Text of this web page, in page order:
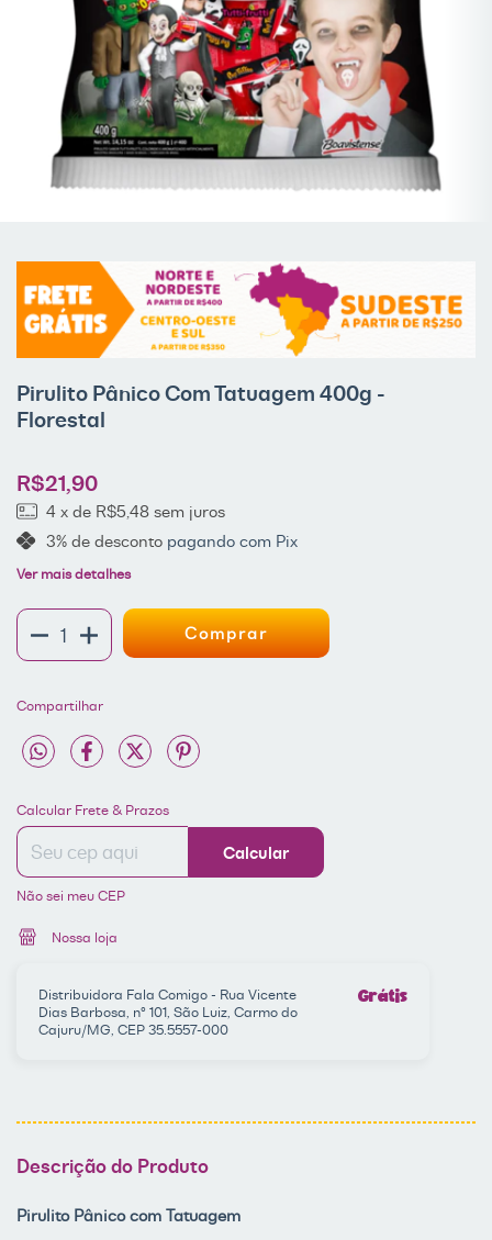
Pirulito Pânico Com Tatuagem 400g -
Florestal
R$21,90
4 x de R$5,48 sem juros
3% de descontopagando com Pix
Ver mais detalhes
Compartilhar
Entregas para o CEP:
Calcular Frete & Prazos
Calcular
Não sei meu CEP
Nossa loja
Distribuidora Fala Comigo - Rua Vicente
Dias Barbosa, nº 101, São Luiz, Carmo do
Cajuru/MG, CEP 35.5557-000
Grátis
Descrição do Produto
Pirulito Pânico com Tatuagem